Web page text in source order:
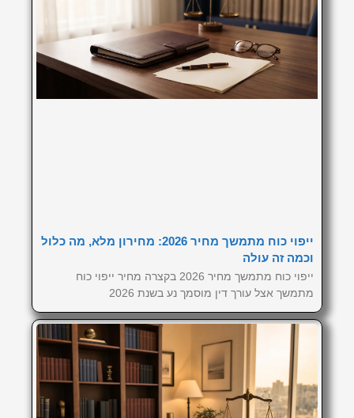
ייפוי כוח מתמשך מחיר 2026: מחירון מלא, מה כלול
וכמה זה עולה
ייפוי כוח מתמשך מחיר 2026 בקצרה מחיר ייפוי כוח
מתמשך אצל עורך דין מוסמך נע בשנת 2026